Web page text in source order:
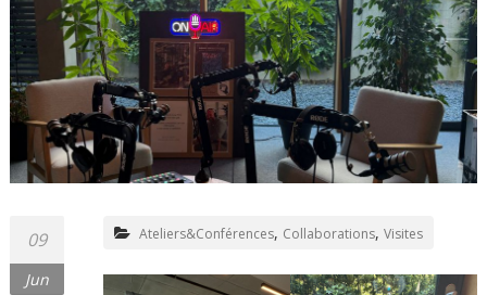
09
Jun
Ateliers&Conférences, Collaborations, Visites